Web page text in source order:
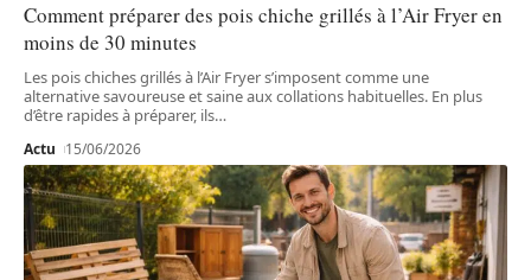
Comment préparer des pois chiche grillés à l’Air Fryer en
moins de 30 minutes
Les pois chiches grillés à l’Air Fryer s’imposent comme une
alternative savoureuse et saine aux collations habituelles. En plus
d’être rapides à préparer, ils…
Actu 15/06/2026